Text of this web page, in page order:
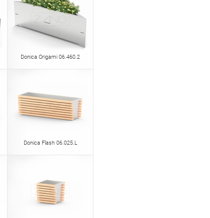
Donica Origami 06.460.2
Donica Flash 06.025.L